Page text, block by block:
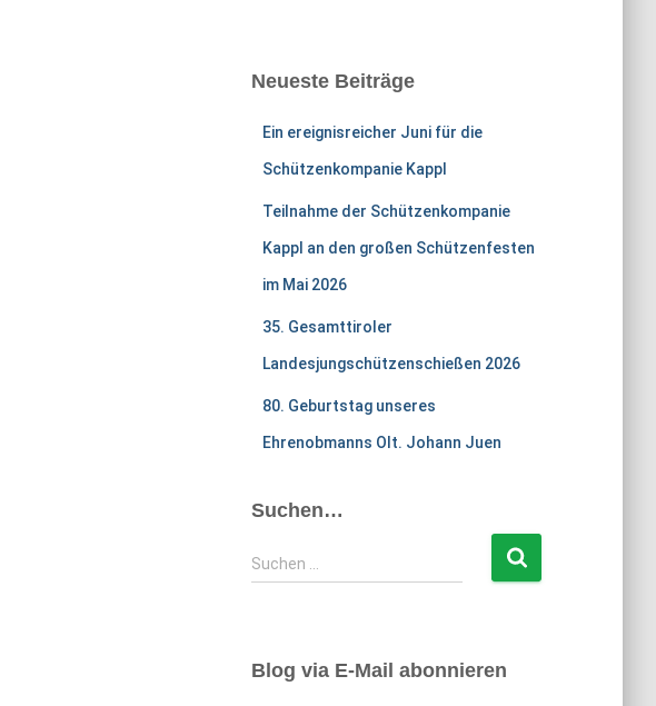
Neueste Beiträge
Ein ereignisreicher Juni für die
Schützenkompanie Kappl
Teilnahme der Schützenkompanie
Kappl an den großen Schützenfesten
im Mai 2026
35. Gesamttiroler
Landesjungschützenschießen 2026
80. Geburtstag unseres
Ehrenobmanns Olt. Johann Juen
Suchen…
S
u
n
Suchen …
Blog via E-Mail abonnieren